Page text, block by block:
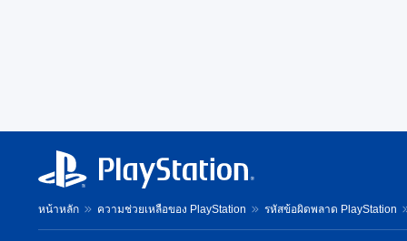
หน้าหลัก ความช่วยเหลือของ PlayStation รหัสข้อผิดพลาด PlayStation